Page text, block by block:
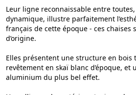
Leur ligne reconnaissable entre
dynamique, illustre parfaitement
français de cette époque - ces chaises
d’origine.
Elles présentent une structure en bois
revêtement en skaï blanc d’époque, et
aluminium du plus bel effet.